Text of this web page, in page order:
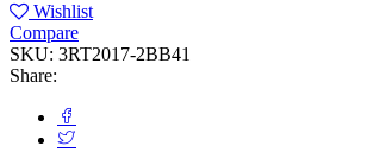
Wishlist
Compare
SKU: 3RT2017-2BB41
Share: